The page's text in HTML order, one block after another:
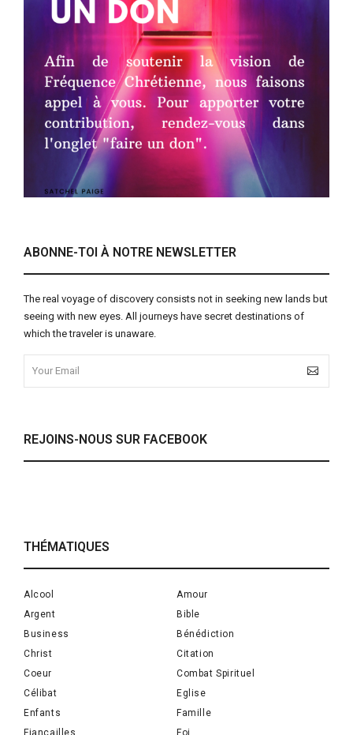
ABONNE-TOI À NOTRE NEWSLETTER
The real voyage of discovery consists not in seeking new lands but
seeing with new eyes. All journeys have secret destinations of
which the traveler is unaware.
REJOINS-NOUS SUR FACEBOOK
THÉMATIQUES
Alcool
Amour
Argent
Bible
Business
Bénédiction
Christ
Citation
Coeur
Combat Spirituel
Célibat
Eglise
Enfants
Famille
Fiançailles
Foi